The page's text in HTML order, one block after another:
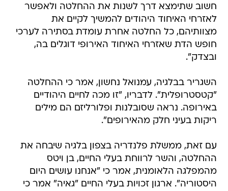
חשוב שתימצא דרך לשנות את ההחלטה ולאפשר
לאזרחי האיחוד היהודים להמשיך לקיים את
מצוותיהם, כל החלטה אחרת עומדת בסתירה לערכי
חופש הדת שאזרחי האיחוד האירופי דוגלים בה,
ובצדק".
השגריר בבלגיה, עמנואל נחשון, אמר כי ההחלטה
"קטסטרופלית". לדבריו, "זו מכה לחיים היהודיים
באירופה. נראה שסובלנות ופלורליזם הם מילים
ריקות בעיני חלק מהאירופים".
עם זאת, ממשלת פלנדריה בצפון בלגיה שיבחה את
ההחלטה, והשר לרווחת בעלי החיים, בן ויטס
מהמפלגה הלאומנית, אמר כי "אנחנו עושים היום
היסטוריה". ארגון זכויות בעלי החיים "גאיה" אמר כי